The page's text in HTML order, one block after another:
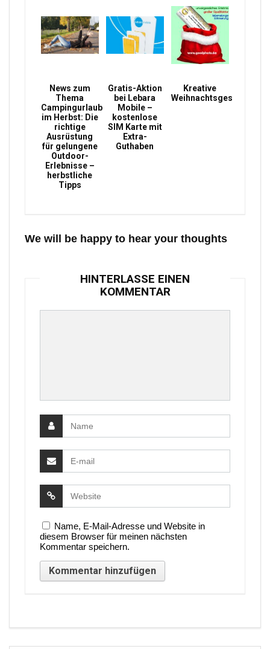
News zum
Thema
Campingurlaub
im Herbst: Die
richtige
Ausrüstung
für gelungene
Outdoor-
Erlebnisse –
herbstliche
Tipps
Gratis-Aktion
bei Lebara
Mobile –
kostenlose
SIM Karte mit
Extra-
Guthaben
Kreative
Weihnachtsgeschenke
We will be happy to hear your thoughts
HINTERLASSE EINEN
KOMMENTAR
Name, E-Mail-Adresse und Website in
diesem Browser für meinen nächsten
Kommentar speichern.